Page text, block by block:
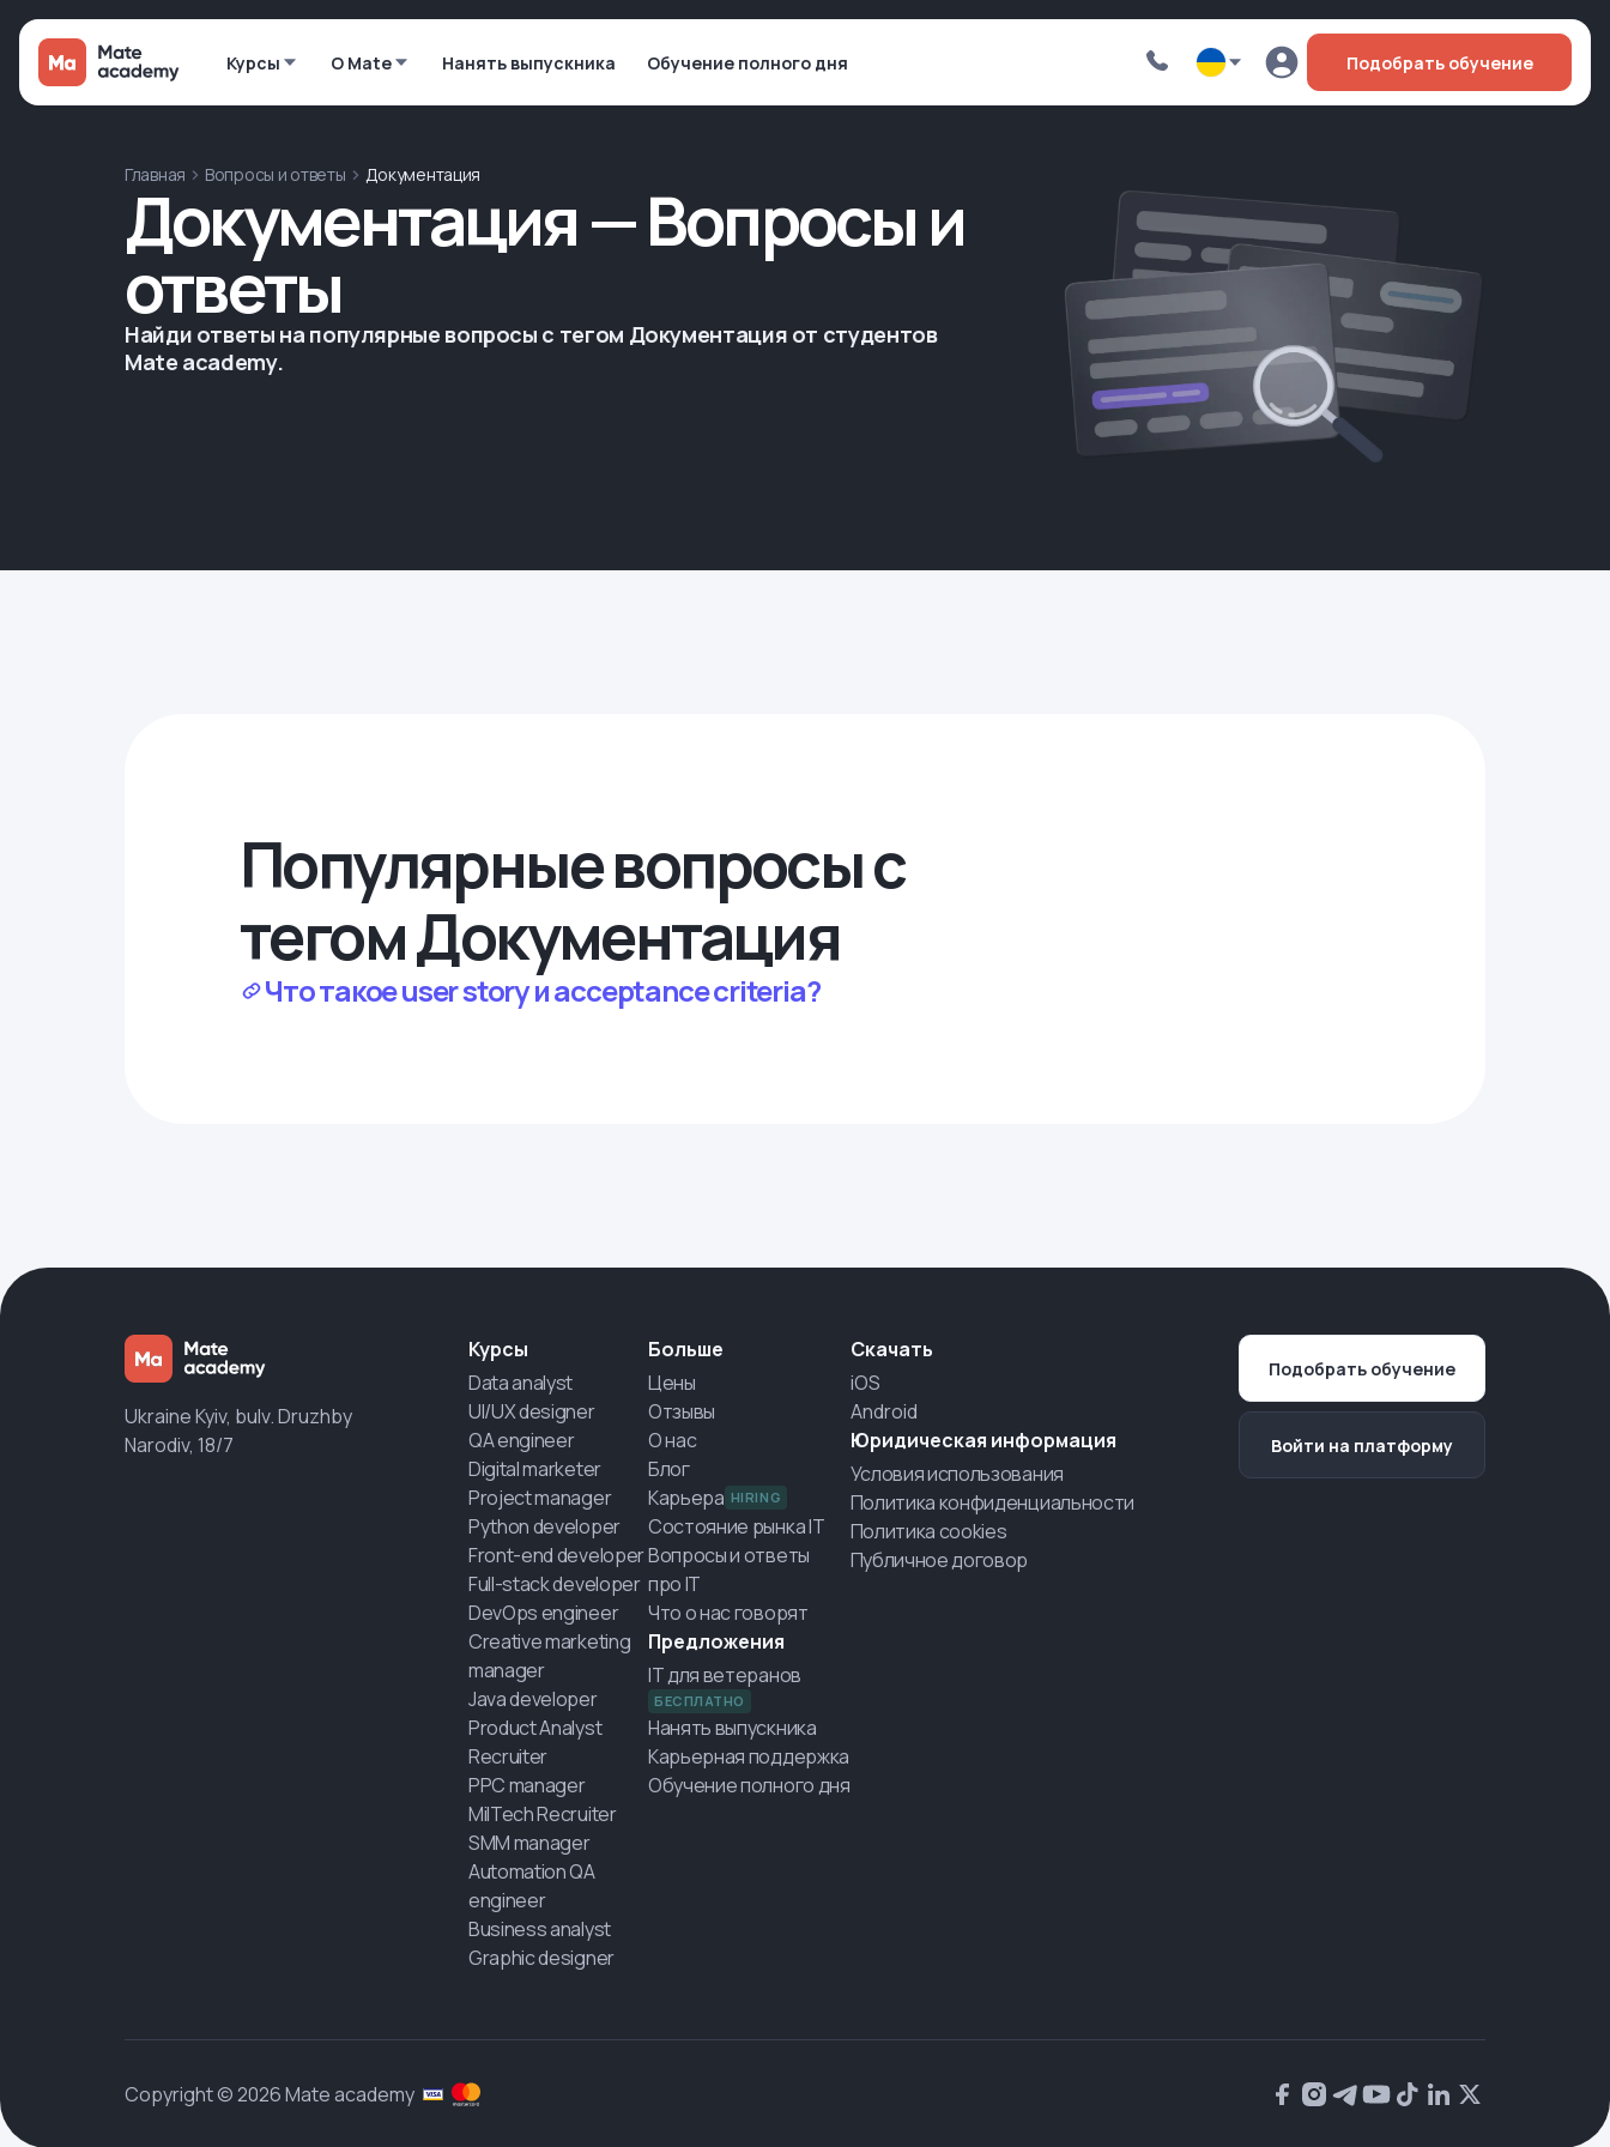
Курсы О Mate Нанять выпускника Обучение полного дня Подобрать обучение
Главная Вопросы и ответы Документация
Документация — Вопросы и
ответы
Найди ответы на популярные вопросы с тегом Документация от студентов
Mate academy.
Популярные вопросы с
тегом Документация
Что такое user story и acceptance criteria?
Ukraine Kyiv, bulv. Druzhby
Narodiv, 18/7
Курсы
Data analyst
UI/UX designer
QA engineer
Digital marketer
Project manager
Python developer
Front-end developer
Full-stack developer
DevOps engineer
Creative marketing
manager
Java developer
Product Analyst
Recruiter
PPC manager
MilTech Recruiter
SMM manager
Automation QA
engineer
Business analyst
Graphic designer
Больше
Цены
Отзывы
О нас
Блог
Карьера HIRING
Состояние рынка IT
Вопросы и ответы
про IT
Что о нас говорят
Предложения
IT для ветеранов
БЕСПЛАТНО
Нанять выпускника
Карьерная поддержка
Обучение полного дня
Скачать
iOS
Android
Юридическая информация
Условия использования
Политика конфиденциальности
Политика cookies
Публичное договор
Подобрать обучение
Войти на платформу
Copyright © 2026 Mate academy